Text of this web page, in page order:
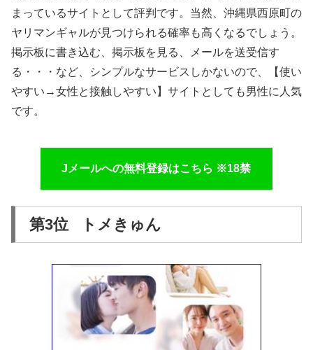
まっているサイトとして評判です。当然、沖縄県西原町の
ヤリマンギャルが見つけられる確率も高くなるでしょう。
掲示板に書き込む、掲示板を見る、メールを送受信す
る・・・など、シンプルなサービスしかないので、【使い
やすい→女性と接触しやすい】サイトとしても男性に人気
です。
Jメールへの無料登録はこちら ※18禁
第3位 トメきゅん